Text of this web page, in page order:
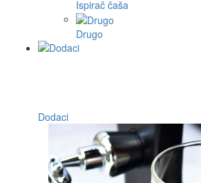
Ispirač čaša
Drugo
Dodaci